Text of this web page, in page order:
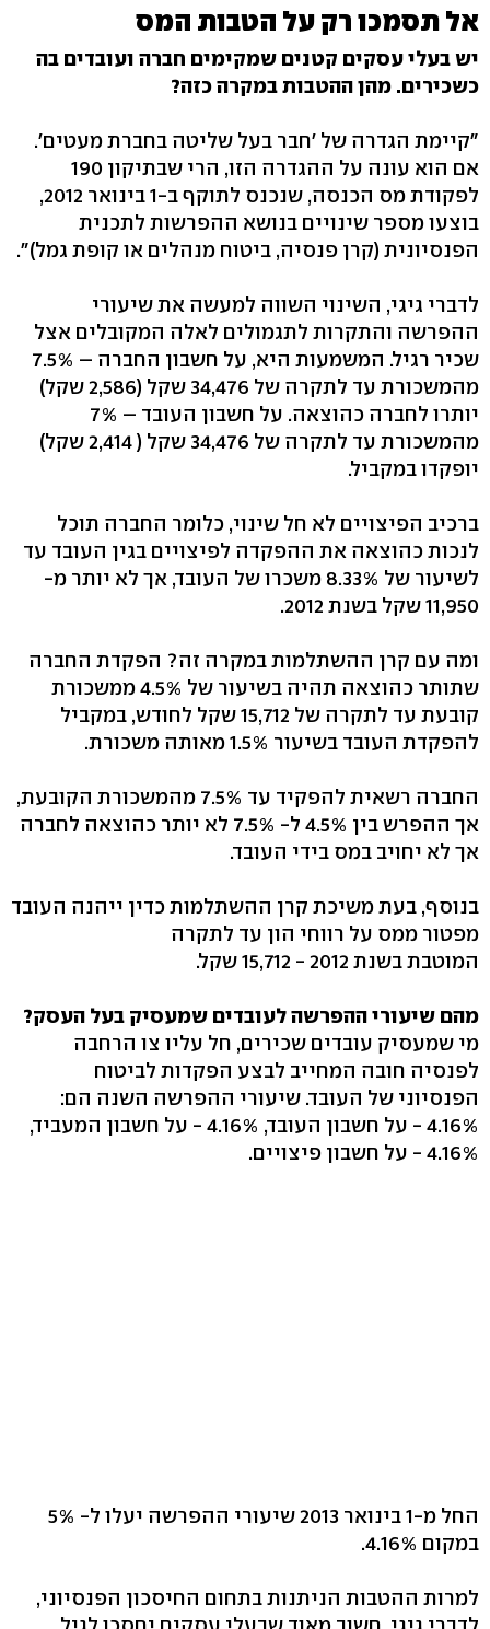
אל תסמכו רק על הטבות המס
יש בעלי עסקים קטנים שמקימים חברה ועובדים בה
כשכירים. מהן ההטבות במקרה כזה?
"קיימת הגדרה של 'חבר בעל שליטה בחברת מעטים'.
אם הוא עונה על ההגדרה הזו, הרי שבתיקון 190
לפקודת מס הכנסה, שנכנס לתוקף ב-1 בינואר 2012,
בוצעו מספר שינויים בנושא ההפרשות לתכנית
הפנסיונית (קרן פנסיה, ביטוח מנהלים או קופת גמל)".
לדברי גיגי, השינוי השווה למעשה את שיעורי
ההפרשה והתקרות לתגמולים לאלה המקובלים אצל
שכיר רגיל. המשמעות היא, על חשבון החברה – 7.5%
מהמשכורת עד לתקרה של 34,476 שקל (2,586 שקל)
יותרו לחברה כהוצאה. על חשבון העובד – 7%
מהמשכורת עד לתקרה של 34,476 שקל ( 2,414 שקל)
יופקדו במקביל.
ברכיב הפיצויים לא חל שינוי, כלומר החברה תוכל
לנכות כהוצאה את ההפקדה לפיצויים בגין העובד עד
לשיעור של 8.33% משכרו של העובד, אך לא יותר מ-
11,950 שקל בשנת 2012.
ומה עם קרן ההשתלמות במקרה זה? הפקדת החברה
שתותר כהוצאה תהיה בשיעור של 4.5% ממשכורת
קובעת עד לתקרה של 15,712 שקל לחודש, במקביל
להפקדת העובד בשיעור 1.5% מאותה משכורת.
החברה רשאית להפקיד עד 7.5% מהמשכורת הקובעת,
אך ההפרש בין 4.5% ל- 7.5% לא יותר כהוצאה לחברה
אך לא יחויב במס בידי העובד.
בנוסף, בעת משיכת קרן ההשתלמות כדין ייהנה העובד
מפטור ממס על רווחי הון עד לתקרה
המוטבת בשנת 2012 - 15,712 שקל.
מהם שיעורי ההפרשה לעובדים שמעסיק בעל העסק?
מי שמעסיק עובדים שכירים, חל עליו צו הרחבה
לפנסיה חובה המחייב לבצע הפקדות לביטוח
הפנסיוני של העובד. שיעורי ההפרשה השנה הם:
4.16% - על חשבון העובד, 4.16% - על חשבון המעביד,
4.16% - על חשבון פיצויים.
החל מ-1 בינואר 2013 שיעורי ההפרשה יעלו ל- 5%
במקום 4.16%.
למרות ההטבות הניתנות בתחום החיסכון הפנסיוני,